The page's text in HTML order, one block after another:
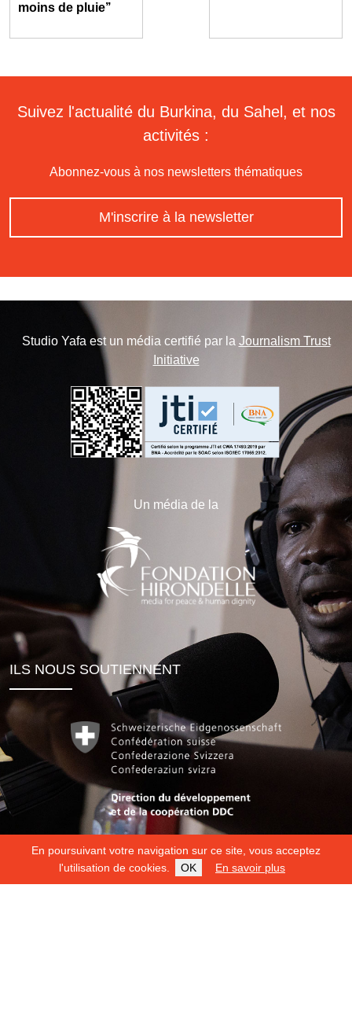
En poursuivant votre navigation sur ce site, vous acceptez
l'utilisation de cookies.
OK En savoir plus
moins de pluie’’
Suivez l'actualité du Burkina, du Sahel, et nos
activités :
Abonnez-vous à nos newsletters thématiques
M'inscrire à la newsletter
Studio Yafa est un média certifié par la Journalism Trust
Initiative
Un média de la
ILS NOUS SOUTIENNENT